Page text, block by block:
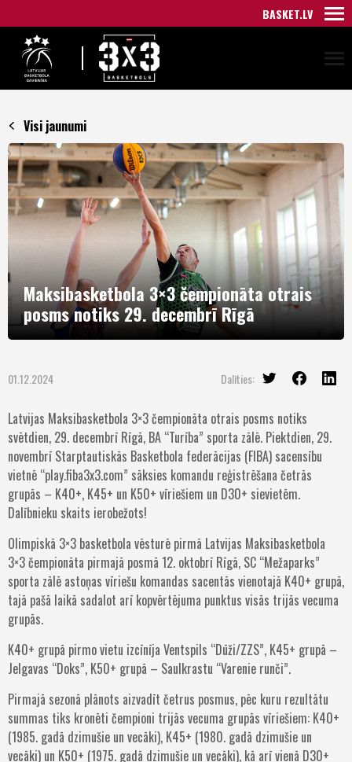
BASKET.LV
Visi jaunumi
Maksibasketbola 3×3 čempionāta otrais
posms notiks 29. decembrī Rīgā
01.12.2024 Dalīties:
Latvijas Maksibasketbola 3×3 čempionāta otrais posms notiks
svētdien, 29. decembrī Rīgā, BA “Turība” sporta zālē. Piektdien, 29.
novembrī Starptautiskās Basketbola federācijas (FIBA) sacensību
vietnē “play.fiba3x3.com” sāksies komandu reģistrēšana četrās
grupās – K40+, K45+ un K50+ vīriešiem un D30+ sievietēm.
Dalībnieku skaits ierobežots!
Olimpiskā 3×3 basketbola vēsturē pirmā Latvijas Maksibasketbola
3×3 čempionāta pirmajā posmā 12. oktobrī Rīgā, SC “Mežaparks”
sporta zālē astoņas vīriešu komandas sacentās vienotajā K40+ grupā,
tajā pašā laikā sadalot arī kopvērtējuma punktus visās trijās vecuma
grupās.
K40+ grupā pirmo vietu izcīnīja Ventspils “Dūži/ZZS”, K45+ grupā –
Jelgavas “Doks”, K50+ grupā – Saulkrastu “Varenie runči”.
Pirmajā sezonā plānots aizvadīt četrus posmus, pēc kuru rezultātu
summas tiks kronēti čempioni trijās vecuma grupās vīriešiem: K40+
(1985. gadā dzimušie un vecāki), K45+ (1980. gadā dzimušie un
vecāki) un K50+ (1975. gadā dzimušie un vecāki), kā arī vienā D30+